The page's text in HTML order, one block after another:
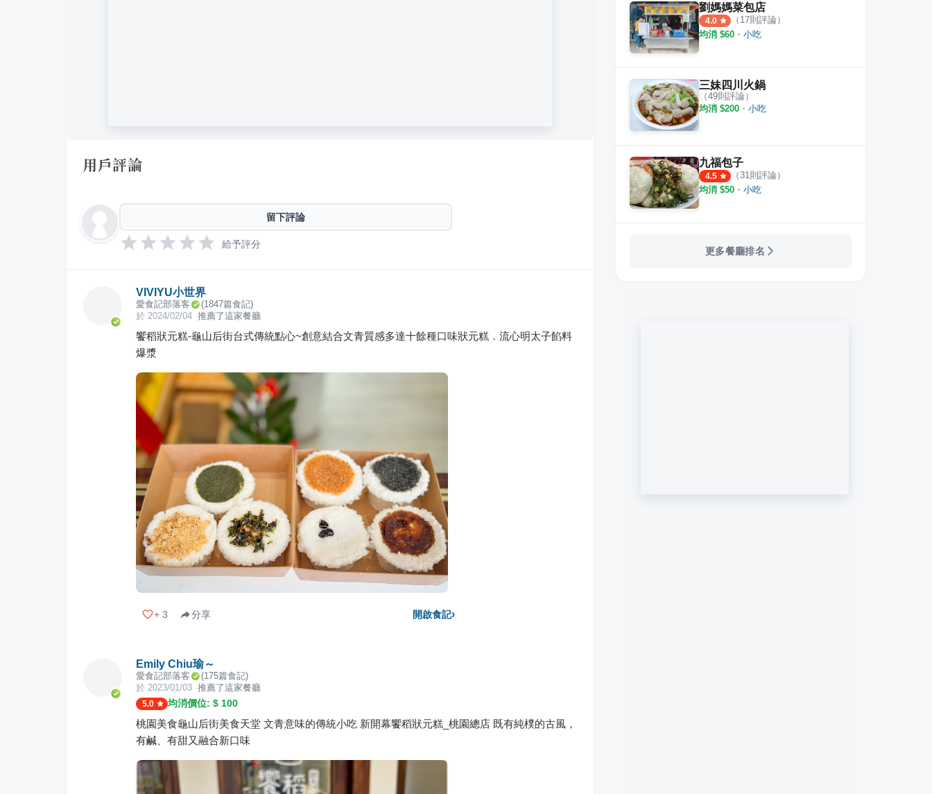
用戶評論
留下評論
給予評分
VIVIYU小世界
愛食記部落客 (1847篇食記)
於 2024/02/04 推薦了這家餐廳
饗稻狀元糕-龜山后街台式傳統點心~創意結合文青質感多達十餘種口味狀元糕．流心明太子餡料
爆漿
+ 3 分享 開啟食記›
Emily Chiu瑜～
愛食記部落客 (175篇食記)
於 2023/01/03 推薦了這家餐廳
5.0 均消價位: $ 100
桃園美食龜山后街美食天堂 文青意味的傳統小吃 新開幕饗稻狀元糕_桃園總店 既有純樸的古風，
有鹹、有甜又融合新口味
劉媽媽菜包店
4.0 （ 17則評論）
均消 $60 ・ 小吃
三妹四川火鍋
（49則評論）
均消 $200 ・ 小吃
九福包子
4.5 （31則評論）
均消 $50 ・ 小吃
更多餐廳排名